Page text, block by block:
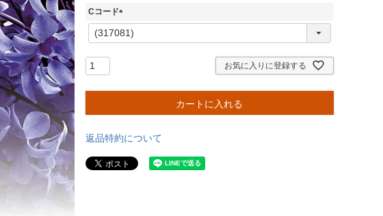
須
Cコード
(
必
お気に入りに登録する
カートに入れる
返品特約について